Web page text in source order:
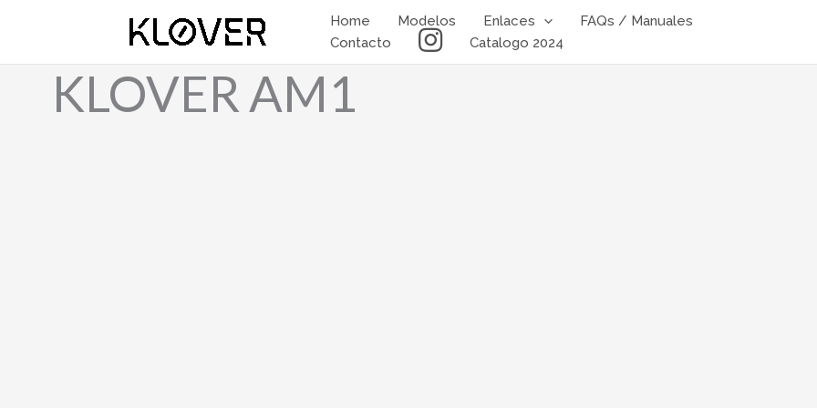
Home Modelos Enlaces
FAQs / Manuales
Contacto
I
n
Catalogo 2024
KLOVER AM1